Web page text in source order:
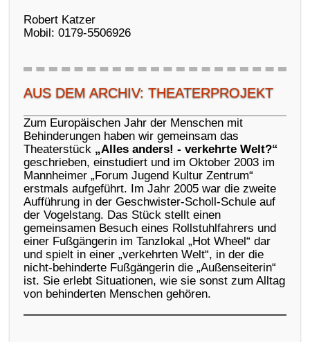
Robert Katzer
Mobil: 0179-5506926
AUS DEM ARCHIV: THEATERPROJEKT
Zum Europäischen Jahr der Menschen mit
Behinderungen haben wir gemeinsam das
Theaterstück „Alles anders! - verkehrte Welt?“
geschrieben, einstudiert und im Oktober 2003 im
Mannheimer „Forum Jugend Kultur Zentrum“
erstmals aufgeführt. Im Jahr 2005 war die zweite
Aufführung in der Geschwister-Scholl-Schule auf
der Vogelstang. Das Stück stellt einen
gemeinsamen Besuch eines Rollstuhlfahrers und
einer Fußgängerin im Tanzlokal „Hot Wheel“ dar
und spielt in einer „verkehrten Welt“, in der die
nicht-behinderte Fußgängerin die „Außenseiterin“
ist. Sie erlebt Situationen, wie sie sonst zum Alltag
von behinderten Menschen gehören.